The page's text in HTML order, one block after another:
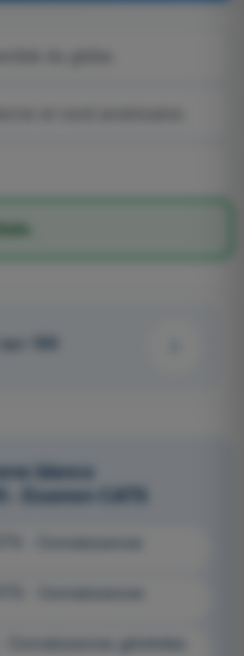
169
blancs
Examen CATS
- Connaissances
- Connaissances
générales